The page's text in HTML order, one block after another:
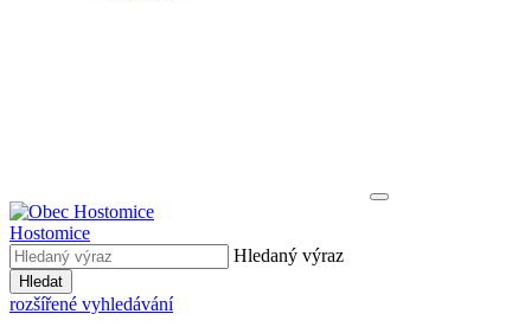
Hostomice
Hledaný výraz
Hledat
rozšířené vyhledávání